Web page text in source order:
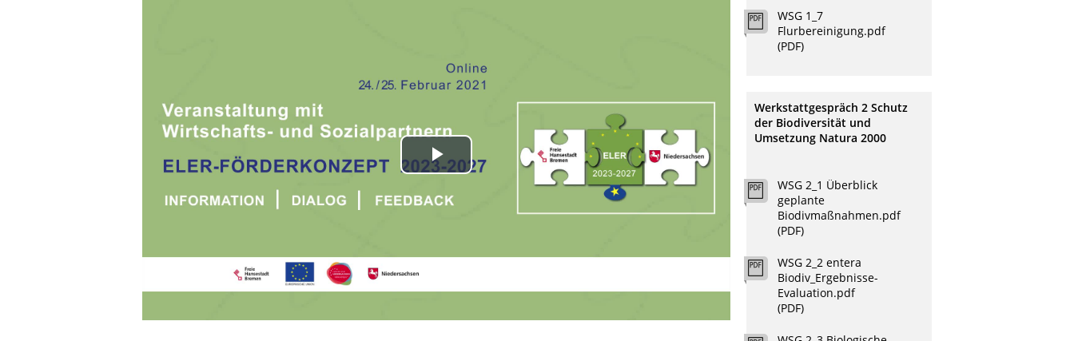
Play
Video
WSG 1_7
Flurbereinigung.pdf
(PDF)
Werkstattgespräch 2 Schutz
der Biodiversität und
Umsetzung Natura 2000
WSG 2_1 Überblick
geplante
Biodivmaßnahmen.pdf
(PDF)
WSG 2_2 entera
Biodiv_Ergebnisse-
Evaluation.pdf
(PDF)